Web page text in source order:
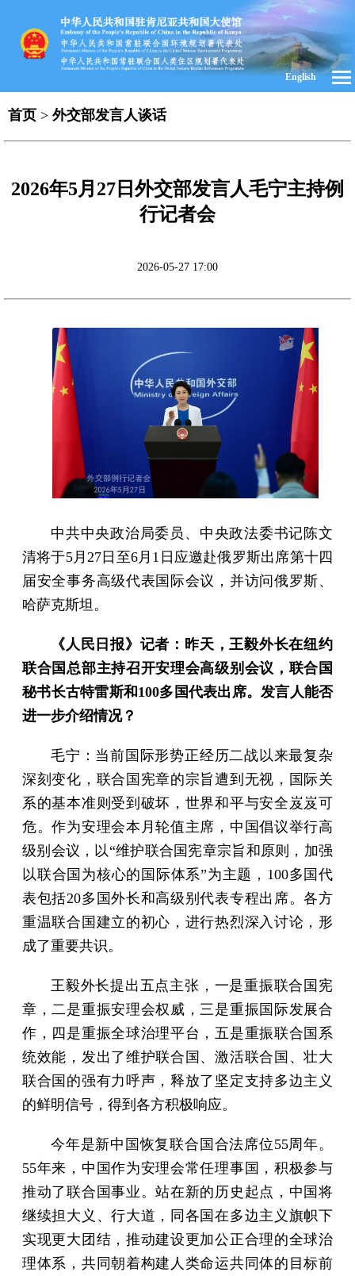
English
首页 > 外交部发言人谈话
2026年5月27日外交部发言人毛宁主持例
行记者会
2026-05-27 17:00
中共中央政治局委员、中央政法委书记陈文
清将于5月27日至6月1日应邀赴俄罗斯出席第十四
届安全事务高级代表国际会议，并访问俄罗斯、
哈萨克斯坦。
《人民日报》记者：昨天，王毅外长在纽约
联合国总部主持召开安理会高级别会议，联合国
秘书长古特雷斯和100多国代表出席。发言人能否
进一步介绍情况？
毛宁：当前国际形势正经历二战以来最复杂
深刻变化，联合国宪章的宗旨遭到无视，国际关
系的基本准则受到破坏，世界和平与安全岌岌可
危。作为安理会本月轮值主席，中国倡议举行高
级别会议，以“维护联合国宪章宗旨和原则，加强
以联合国为核心的国际体系”为主题，100多国代
表包括20多国外长和高级别代表专程出席。各方
重温联合国建立的初心，进行热烈深入讨论，形
成了重要共识。
王毅外长提出五点主张，一是重振联合国宪
章，二是重振安理会权威，三是重振国际发展合
作，四是重振全球治理平台，五是重振联合国系
统效能，发出了维护联合国、激活联合国、壮大
联合国的强有力呼声，释放了坚定支持多边主义
的鲜明信号，得到各方积极响应。
今年是新中国恢复联合国合法席位55周年。
55年来，中国作为安理会常任理事国，积极参与
推动了联合国事业。站在新的历史起点，中国将
继续担大义、行大道，同各国在多边主义旗帜下
实现更大团结，推动建设更加公正合理的全球治
理体系，共同朝着构建人类命运共同体的目标前